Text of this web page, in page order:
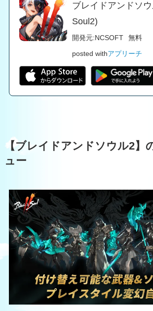
ブレイドアンドソ
Soul2)
開発元:NCSOFT
無料
posted withアプリーチ
【ブレイドアンドソウル2】
ュー